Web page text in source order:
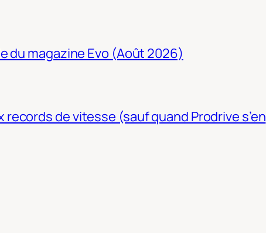
du magazine Evo (Août 2026)
de vitesse (sauf quand Prodrive s’en